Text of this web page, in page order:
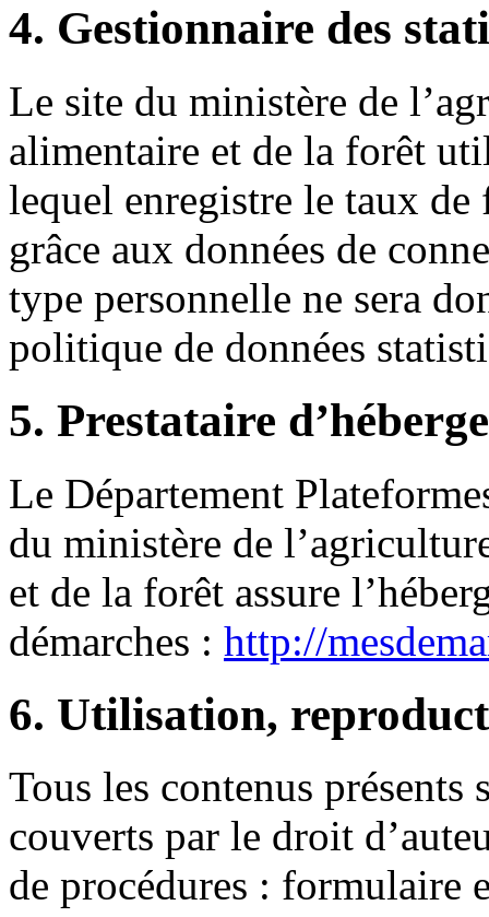
4. Gestionnaire des
Le site du ministère de
alimentaire et de la forêt
lequel enregistre le taux de
grâce aux données de
type personnelle ne sera
politique de données
5. Prestataire
Le Département
du ministère de
et de la forêt assure
démarches : http://
6. Utilisation,
Tous les contenus
couverts par le droit
de procédures : formulaire